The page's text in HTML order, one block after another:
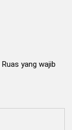
Ruas yang wajib